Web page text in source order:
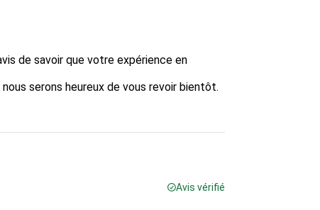
de savoir que votre expérience en
serons heureux de vous revoir bientôt.
Avis vérifié